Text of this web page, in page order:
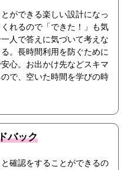
ができる楽しい設計になっ
れるので「できた！」も気
人で答えに気づいて考えな
。長時間利用を防ぐために
心。お出かけ先などスキマ
で、空いた時間を学びの時
バック
確認をすることができるの